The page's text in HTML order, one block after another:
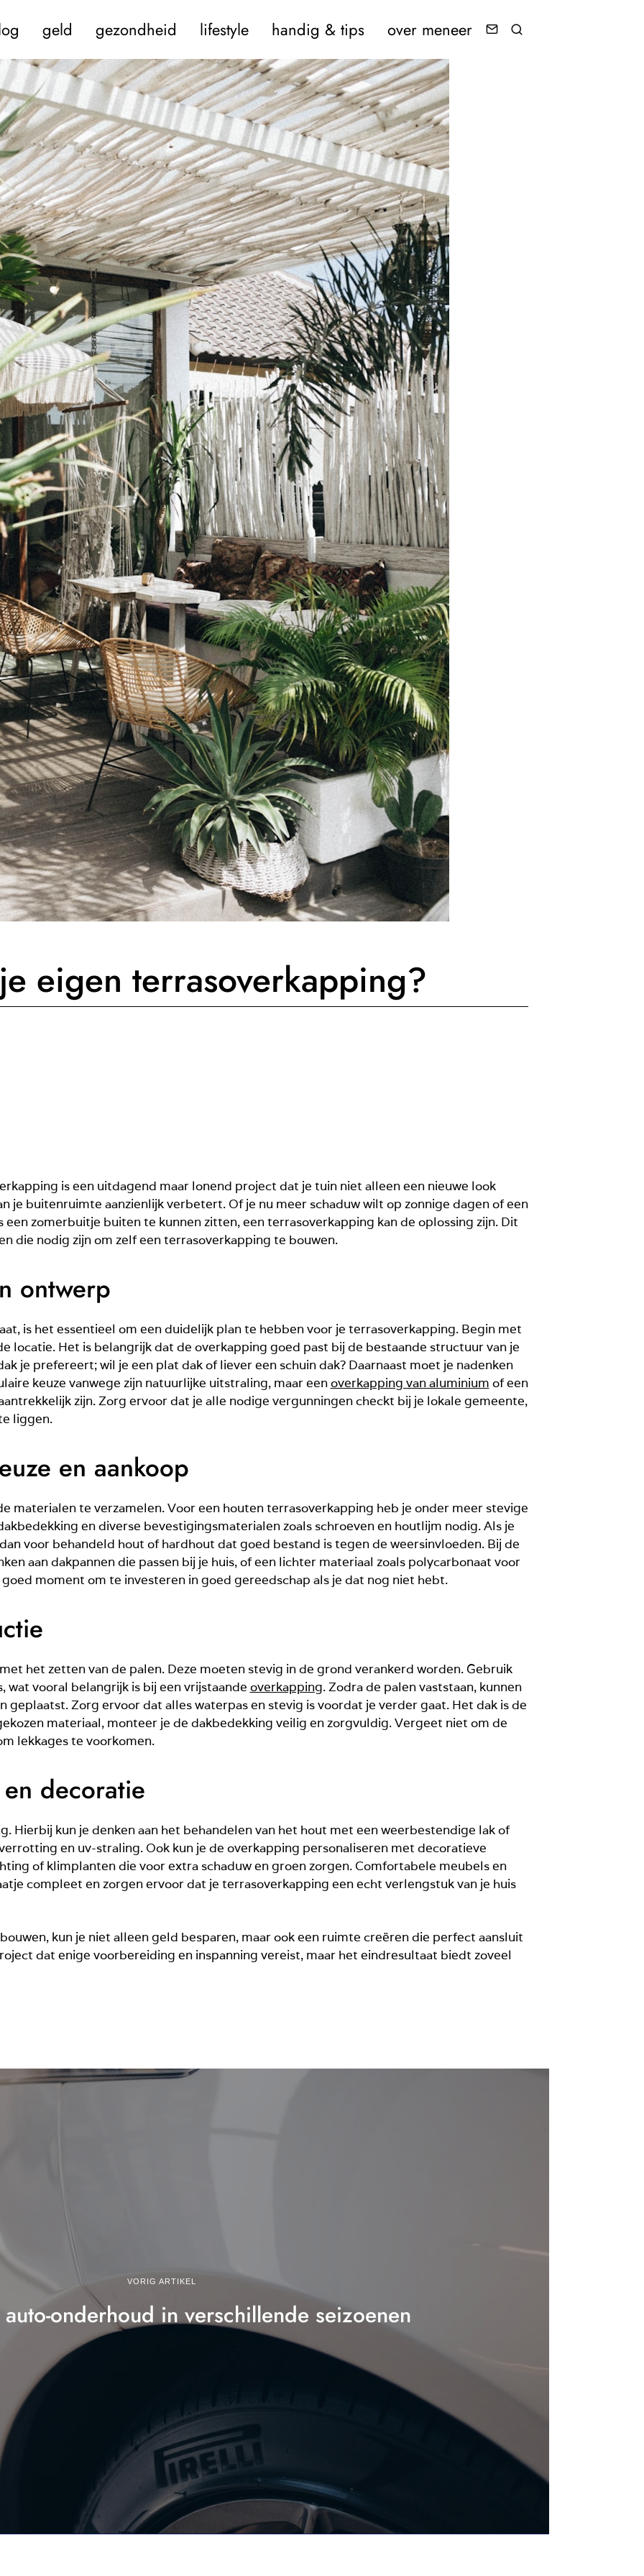
geld gezondheid lifestyle handig & tips over meneer
eigen terrasoverkapping?
is een uitdagend maar lonend project dat je tuin niet alleen een nieuwe look
je buitenruimte aanzienlijk verbetert. Of je nu meer schaduw wilt op zonnige dagen of een
zomerbuitje buiten te kunnen zitten, een terrasoverkapping kan de oplossing zijn. Dit
die nodig zijn om zelf een terrasoverkapping te bouwen.
ontwerp
is het essentieel om een duidelijk plan te hebben voor je terrasoverkapping. Begin met
locatie. Het is belangrijk dat de overkapping goed past bij de bestaande structuur van je
je prefereert; wil je een plat dak of liever een schuin dak? Daarnaast moet je nadenken
keuze vanwege zijn natuurlijke uitstraling, maar eenoverkapping van aluminium of een
zijn. Zorg ervoor dat je alle nodige vergunningen checkt bij je lokale gemeente,
liggen.
en aankoop
materialen te verzamelen. Voor een houten terrasoverkapping heb je onder meer stevige
en diverse bevestigingsmaterialen zoals schroeven en houtlijm nodig. Als je
voor behandeld hout of hardhout dat goed bestand is tegen de weersinvloeden. Bij de
aan dakpannen die passen bij je huis, of een lichter materiaal zoals polycarbonaat voor
moment om te investeren in goed gereedschap als je dat nog niet hebt.
het zetten van de palen. Deze moeten stevig in de grond verankerd worden. Gebruik
wat vooral belangrijk is bij een vrijstaande overkapping. Zodra de palen vaststaan, kunnen
geplaatst. Zorg ervoor dat alles waterpas en stevig is voordat je verder gaat. Het dak is de
materiaal, monteer je de dakbedekking veilig en zorgvuldig. Vergeet niet om de
lekkages te voorkomen.
decoratie
Hierbij kun je denken aan het behandelen van het hout met een weerbestendige lak of
en uv-straling. Ook kun je de overkapping personaliseren met decoratieve
of klimplanten die voor extra schaduw en groen zorgen. Comfortabele meubels en
compleet en zorgen ervoor dat je terrasoverkapping een echt verlengstuk van je huis
kun je niet alleen geld besparen, maar ook een ruimte creëren die perfect aansluit
dat enige voorbereiding en inspanning vereist, maar het eindresultaat biedt zoveel
VORIG ARTIKEL
onderhoud in verschillende seizoenen